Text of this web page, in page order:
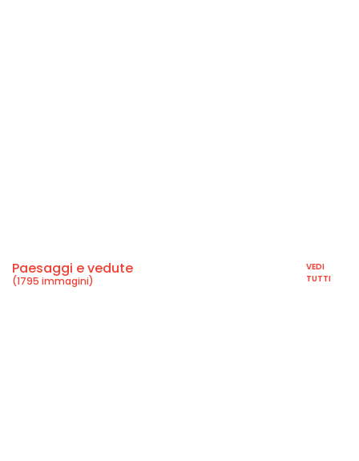
Paesaggi e vedute
(1795 immagini)
VEDI
TUTTI